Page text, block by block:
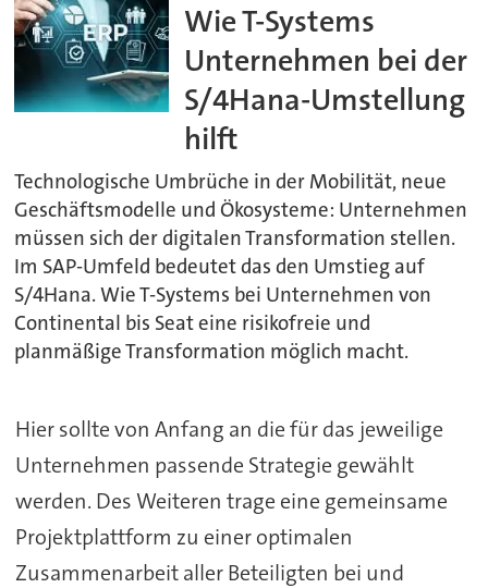
Wie T-Systems
Unternehmen bei der
S/4Hana-Umstellung
hilft
Technologische Umbrüche in der Mobilität, neue
Geschäftsmodelle und Ökosysteme: Unternehmen
müssen sich der digitalen Transformation stellen.
Im SAP-Umfeld bedeutet das den Umstieg auf
S/4Hana. Wie T-Systems bei Unternehmen von
Continental bis Seat eine risikofreie und
planmäßige Transformation möglich macht.
Hier sollte von Anfang an die für das jeweilige
Unternehmen passende Strategie gewählt
werden. Des Weiteren trage eine gemeinsame
Projektplattform zu einer optimalen
Zusammenarbeit aller Beteiligten bei und